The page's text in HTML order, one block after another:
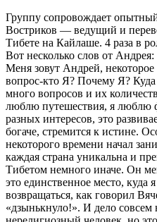
Группу сопровождает
Востриков — ведущий и
Тибете на Кайлаше. 4 раза в
Вот несколько слов от Андрея:
Меня зовут Андрей, некоторое
вопрос-кто Я? Почему Я?
много вопросов и их
люблю путешествия, я люблю
разных интересов, это
богаче, стремится к истине.
некоторого времени начал
каждая страна уникальна и
Тибетом немного иначе. Он
это единственное место, куда
возвращаться, как говорил
«дзынькнуло!». И дело